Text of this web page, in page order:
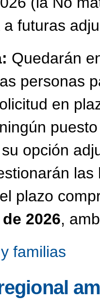
futuras
Quedarán
personas
en
opción
plazo
2026,
familias